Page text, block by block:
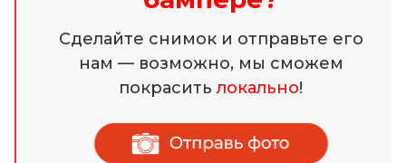
Сделайте снимок и отправьте его
нам — возможно, мы сможем
покраситьлокально!